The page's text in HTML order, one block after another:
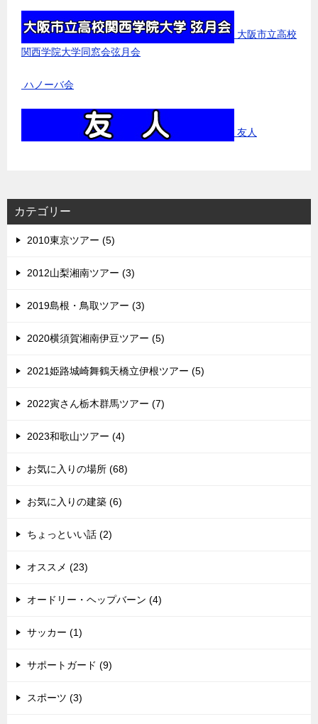
大阪市立高校
関西学院大学同窓会弦月会
ハノーバ会
友人
カテゴリー
2010東京ツアー (5)
2012山梨湘南ツアー (3)
2019島根・鳥取ツアー (3)
2020横須賀湘南伊豆ツアー (5)
2021姫路城崎舞鶴天橋立伊根ツアー (5)
2022寅さん栃木群馬ツアー (7)
2023和歌山ツアー (4)
お気に入りの場所 (68)
お気に入りの建築 (6)
ちょっといい話 (2)
オススメ (23)
オードリー・ヘップバーン (4)
サッカー (1)
サポートガード (9)
スポーツ (3)